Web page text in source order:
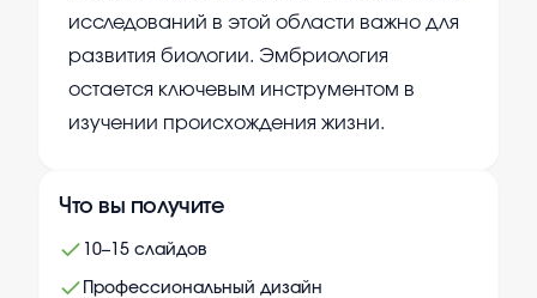
исследований в этой области важно для
развития биологии. Эмбриология
остается ключевым инструментом в
изучении происхождения жизни.
Что вы получите
10–15 слайдов
Профессиональный дизайн